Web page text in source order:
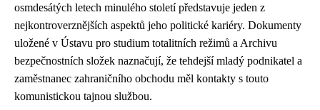
osmdesátých letech minulého století představuje jeden z
nejkontroverznějších aspektů jeho politické kariéry. Dokumenty
uložené v Ústavu pro studium totalitních režimů a Archivu
bezpečnostních složek naznačují, že tehdejší mladý podnikatel a
zaměstnanec zahraničního obchodu měl kontakty s touto
komunistickou tajnou službou.